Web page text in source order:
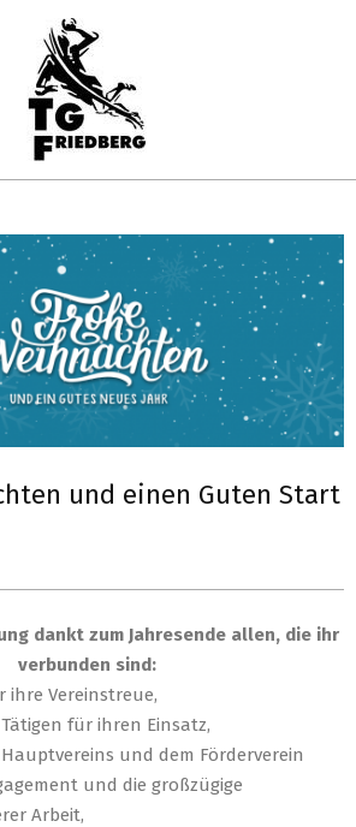
und einen Guten Start
dankt zum Jahresende allen, die ihr
verbunden sind:
ihre Vereinstreue,
für ihren Einsatz,
und dem Förderverein
und die großzügige
Arbeit,